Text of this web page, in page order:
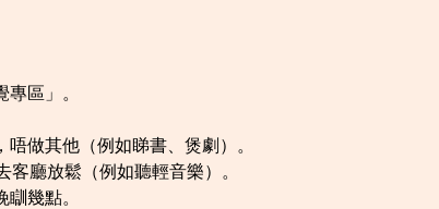
區」。
做其他（例如睇書、煲劇）。
廳放鬆（例如聽輕音樂）。
幾點。